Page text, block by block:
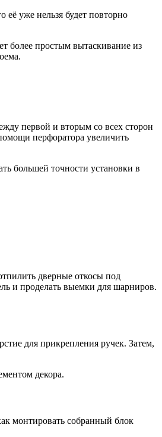
её уже нельзя будет повторно
более простым вытаскивание из
первой и вторым со всех сторон
перфоратора увеличить
большей точности установки в
дверные откосы под
и проделать выемки для шарниров.
для прикрепления ручек. Затем,
декора.
монтировать собранный блок